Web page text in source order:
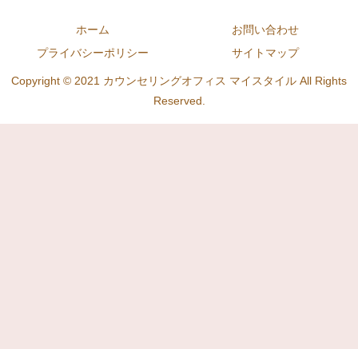
ホーム
お問い合わせ
プライバシーポリシー
サイトマップ
Copyright © 2021 カウンセリングオフィス マイスタイル All Rights
Reserved.